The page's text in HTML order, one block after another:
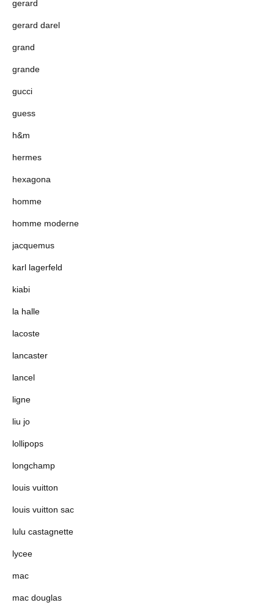
gerard
gerard darel
grand
grande
gucci
guess
h&m
hermes
hexagona
homme
homme moderne
jacquemus
karl lagerfeld
kiabi
la halle
lacoste
lancaster
lancel
ligne
liu jo
lollipops
longchamp
louis vuitton
louis vuitton sac
lulu castagnette
lycee
mac
mac douglas